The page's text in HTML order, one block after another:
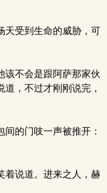
受到生命的威胁，可
不会是跟阿萨那家伙
，不过才刚刚说完，
的门吱一声被推开：
说道。进来之人，赫